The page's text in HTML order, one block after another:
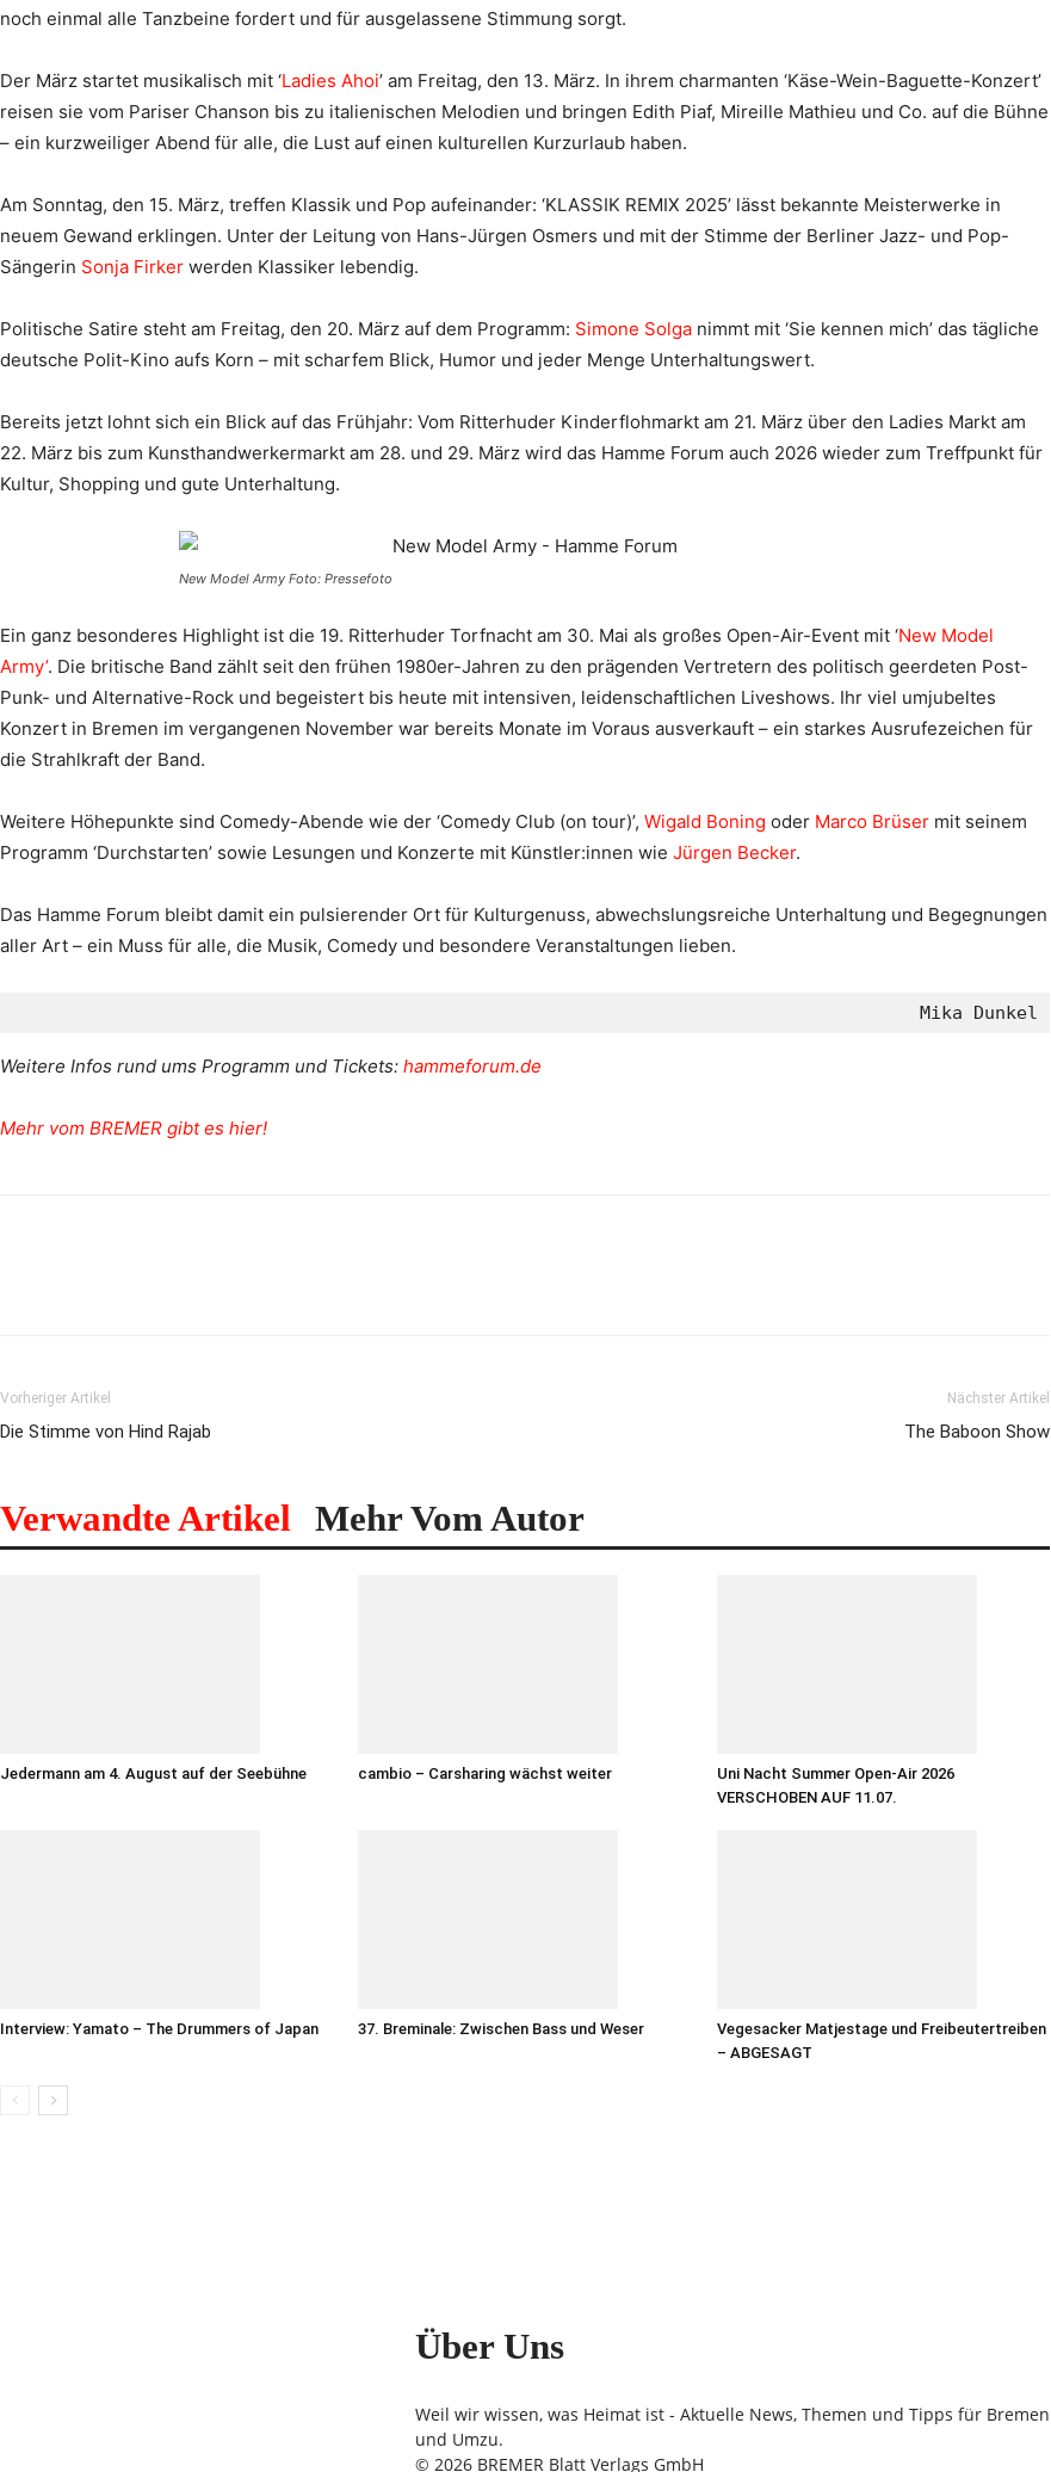
noch einmal alle Tanzbeine fordert und für ausgelassene Stimmung sorgt.
Der März startet musikalisch mit ‘Ladies Ahoi’ am Freitag, den 13. März. In ihrem charmanten ‘Käse-Wein-Baguette-Konzert’
reisen sie vom Pariser Chanson bis zu italienischen Melodien und bringen Edith Piaf, Mireille Mathieu und Co. auf die Bühne
– ein kurzweiliger Abend für alle, die Lust auf einen kulturellen Kurzurlaub haben.
Am Sonntag, den 15. März, treffen Klassik und Pop aufeinander: ‘KLASSIK REMIX 2025’ lässt bekannte Meisterwerke in
neuem Gewand erklingen. Unter der Leitung von Hans-Jürgen Osmers und mit der Stimme der Berliner Jazz- und Pop-
Sängerin Sonja Firker werden Klassiker lebendig.
Politische Satire steht am Freitag, den 20. März auf dem Programm: Simone Solga nimmt mit ‘Sie kennen mich’ das tägliche
deutsche Polit-Kino aufs Korn – mit scharfem Blick, Humor und jeder Menge Unterhaltungswert.
Bereits jetzt lohnt sich ein Blick auf das Frühjahr: Vom Ritterhuder Kinderflohmarkt am 21. März über den Ladies Markt am
22. März bis zum Kunsthandwerkermarkt am 28. und 29. März wird das Hamme Forum auch 2026 wieder zum Treffpunkt für
Kultur, Shopping und gute Unterhaltung.
New Model Army Foto: Pressefoto
Ein ganz besonderes Highlight ist die 19. Ritterhuder Torfnacht am 30. Mai als großes Open-Air-Event mit ‘New Model
Army’. Die britische Band zählt seit den frühen 1980er-Jahren zu den prägenden Vertretern des politisch geerdeten Post-
Punk- und Alternative-Rock und begeistert bis heute mit intensiven, leidenschaftlichen Liveshows. Ihr viel umjubeltes
Konzert in Bremen im vergangenen November war bereits Monate im Voraus ausverkauft – ein starkes Ausrufezeichen für
die Strahlkraft der Band.
Weitere Höhepunkte sind Comedy-Abende wie der ‘Comedy Club (on tour)’, Wigald Boning oder Marco Brüser mit seinem
Programm ‘Durchstarten’ sowie Lesungen und Konzerte mit Künstler:innen wie Jürgen Becker.
Das Hamme Forum bleibt damit ein pulsierender Ort für Kulturgenuss, abwechslungsreiche Unterhaltung und Begegnungen
aller Art – ein Muss für alle, die Musik, Comedy und besondere Veranstaltungen lieben.
Mika Dunkel
Weitere Infos rund ums Programm und Tickets: hammeforum.de
Mehr vom BREMER gibt es hier!
Vorheriger Artikel
Die Stimme von Hind Rajab
Nächster Artikel
The Baboon Show
Verwandte Artikel Mehr Vom Autor
Jedermann am 4. August auf der Seebühne cambio – Carsharing wächst weiter
Uni Nacht Summer Open-Air 2026
VERSCHOBEN AUF 11.07.
Interview: Yamato – The Drummers of Japan 37. Breminale: Zwischen Bass und Weser
Vegesacker Matjestage und Freibeutertreiben
– ABGESAGT
Über Uns
Weil wir wissen, was Heimat ist - Aktuelle News, Themen und Tipps für Bremen
und Umzu.
© 2026 BREMER Blatt Verlags GmbH